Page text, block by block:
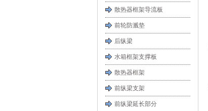
散热器框架导流板
前轮防溅垫
后纵梁
水箱框架支撑板
散热器框架
前纵梁支架
前纵梁延长部分